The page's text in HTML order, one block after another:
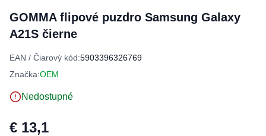
GOMMA flipové puzdro Samsung Galaxy
A21S čierne
EAN / Čiarový kód:5903396326769
Značka:OEM
Nedostupné
€ 13,1